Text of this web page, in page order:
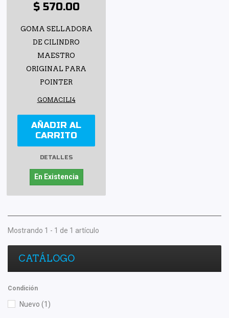
$ 570.00
GOMA SELLADORA
DE CILINDRO
MAESTRO
ORIGINAL PARA
POINTER
GOMACILI4
AÑADIR AL
CARRITO
DETALLES
En Existencia
Mostrando 1 - 1 de 1 artículo
CATÁLOGO
Condición
Nuevo (1)